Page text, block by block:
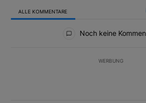
ALLE KOMMENTARE
Noch keine
WERBUNG